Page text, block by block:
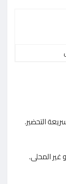
التحضير.
المحلى.